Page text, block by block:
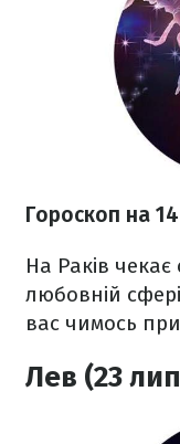
Гороскоп на
На Раків
любовній
вас чимось
Лев (23